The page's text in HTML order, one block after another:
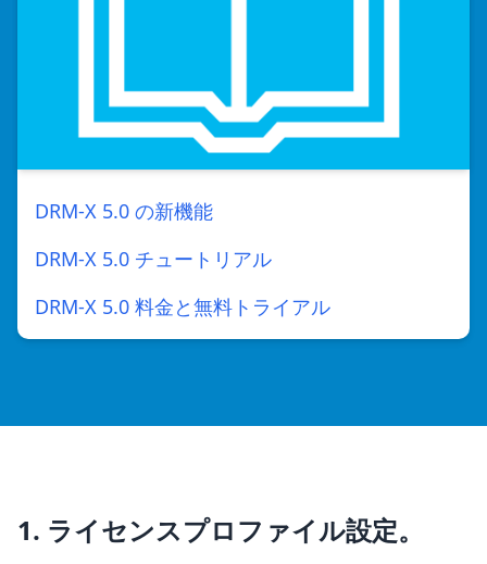
DRM-X 5.0 の新機能
DRM-X 5.0 チュートリアル
DRM-X 5.0 料金と無料トライアル
1. ライセンスプロファイル設定。